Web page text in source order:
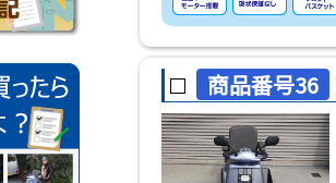
商品番号36